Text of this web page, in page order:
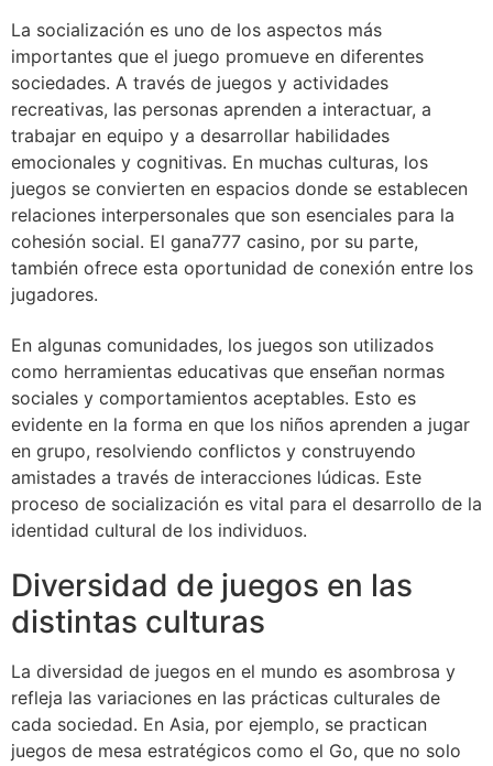
La socialización es uno de los aspectos más
importantes que el juego promueve en diferentes
sociedades. A través de juegos y actividades
recreativas, las personas aprenden a interactuar, a
trabajar en equipo y a desarrollar habilidades
emocionales y cognitivas. En muchas culturas, los
juegos se convierten en espacios donde se establecen
relaciones interpersonales que son esenciales para la
cohesión social. El gana777 casino, por su parte,
también ofrece esta oportunidad de conexión entre los
jugadores.
En algunas comunidades, los juegos son utilizados
como herramientas educativas que enseñan normas
sociales y comportamientos aceptables. Esto es
evidente en la forma en que los niños aprenden a jugar
en grupo, resolviendo conflictos y construyendo
amistades a través de interacciones lúdicas. Este
proceso de socialización es vital para el desarrollo de la
identidad cultural de los individuos.
Diversidad de juegos en las
distintas culturas
La diversidad de juegos en el mundo es asombrosa y
refleja las variaciones en las prácticas culturales de
cada sociedad. En Asia, por ejemplo, se practican
juegos de mesa estratégicos como el Go, que no solo